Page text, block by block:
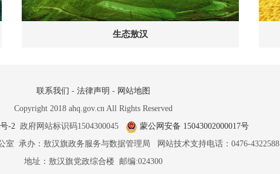
生态敖汉
联系我们 - 法律声明 - 网站地图
Copyright 2018 ahq.gov.cn All Rights Reserved
-2 政府网站标识码1504300045
蒙公网安备 15043002000017号
室 承办：敖汉旗政务服务与数据管理局 网站技术支持电话：0476-4322588
地址：敖汉旗党政综合楼 邮编:024300